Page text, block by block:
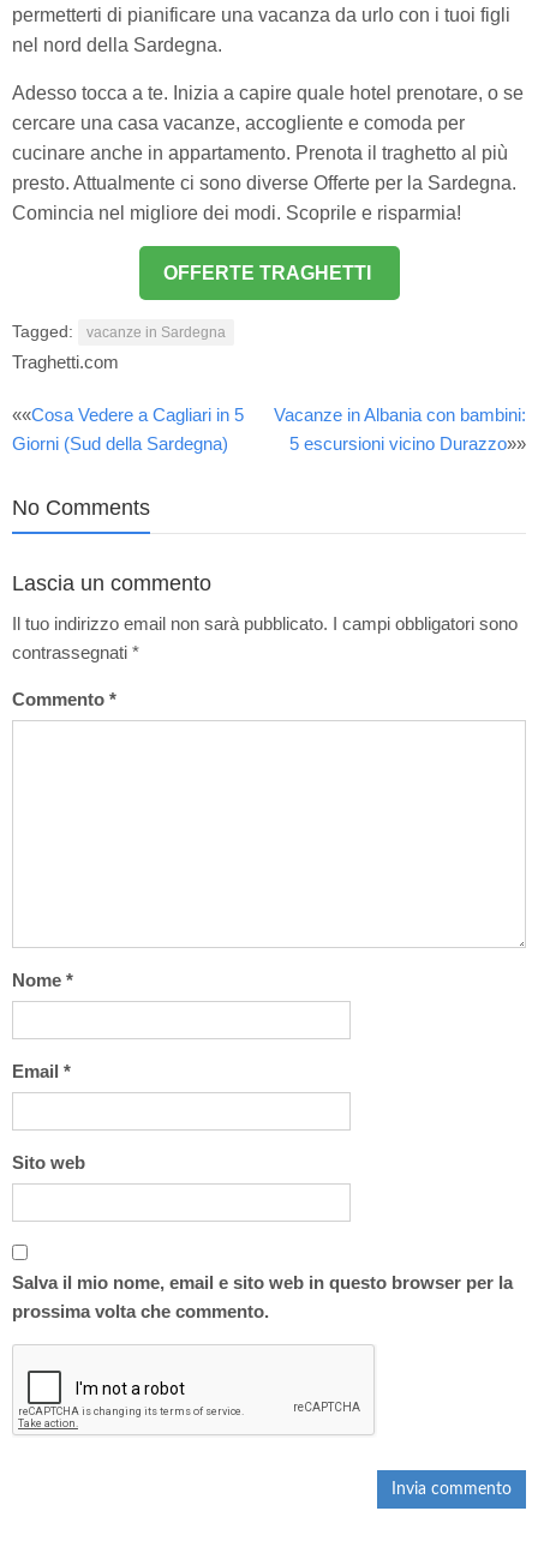
permetterti di pianificare una vacanza da urlo con i tuoi figli
nel nord della Sardegna.
Adesso tocca a te. Inizia a capire quale hotel prenotare, o se
cercare una casa vacanze, accogliente e comoda per
cucinare anche in appartamento. Prenota il traghetto al più
presto. Attualmente ci sono diverse Offerte per la Sardegna.
Comincia nel migliore dei modi. Scoprile e risparmia!
OFFERTE TRAGHETTI
Tagged: vacanze in Sardegna
Traghetti.com
Post
navigation
««Cosa Vedere a Cagliari in 5
Giorni (Sud della Sardegna)
Vacanze in Albania con bambini:
5 escursioni vicino Durazzo»»
No Comments
Lascia un commento
Il tuo indirizzo email non sarà pubblicato. I campi obbligatori sono
contrassegnati *
Commento *
Nome *
Email *
Sito web
Salva il mio nome, email e sito web in questo browser per la
prossima volta che commento.